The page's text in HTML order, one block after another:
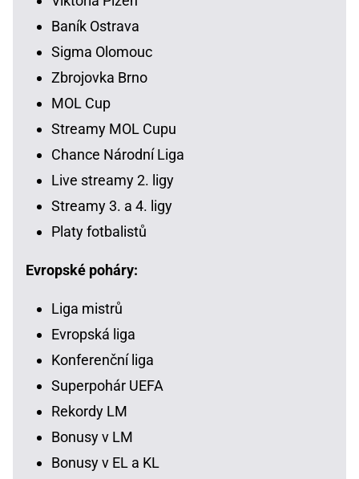
Baník Ostrava
Sigma Olomouc
Zbrojovka Brno
MOL Cup
Streamy MOL Cupu
Chance Národní Liga
Live streamy 2. ligy
Streamy 3. a 4. ligy
Platy fotbalistů
Evropské poháry:
Liga mistrů
Evropská liga
Konferenční liga
Superpohár UEFA
Rekordy LM
Bonusy v LM
Bonusy v EL a KL